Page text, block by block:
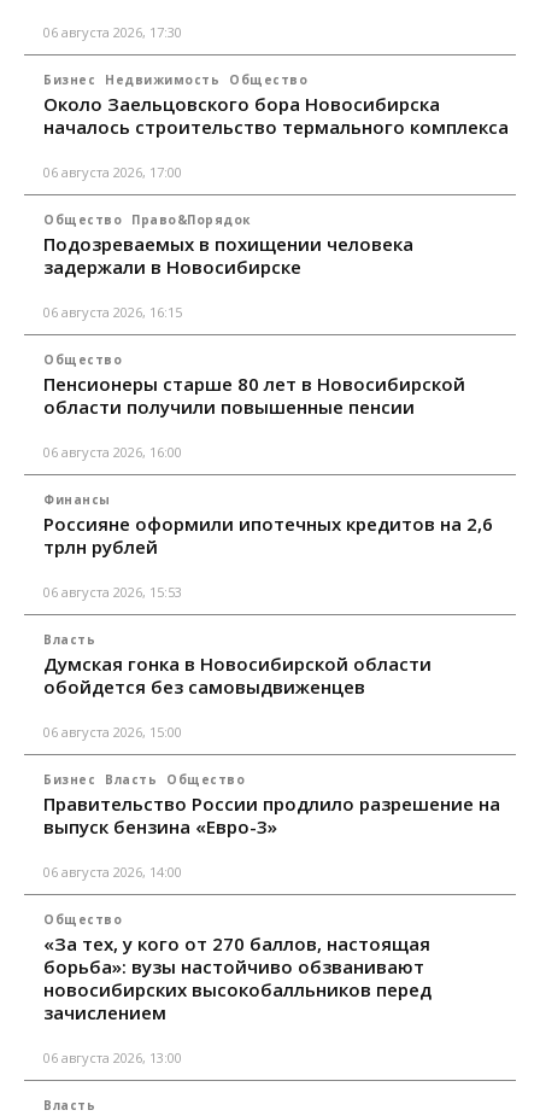
06 августа 2026, 17:30
Бизнес Недвижимость Общество
Около Заельцовского бора Новосибирска
началось строительство термального комплекса
06 августа 2026, 17:00
Общество Право&Порядок
Подозреваемых в похищении человека
задержали в Новосибирске
06 августа 2026, 16:15
Общество
Пенсионеры старше 80 лет в Новосибирской
области получили повышенные пенсии
06 августа 2026, 16:00
Финансы
Россияне оформили ипотечных кредитов на 2,6
трлн рублей
06 августа 2026, 15:53
Власть
Думская гонка в Новосибирской области
обойдется без самовыдвиженцев
06 августа 2026, 15:00
Бизнес Власть Общество
Правительство России продлило разрешение на
выпуск бензина «Евро-3»
06 августа 2026, 14:00
Общество
«За тех, у кого от 270 баллов, настоящая
борьба»: вузы настойчиво обзванивают
новосибирских высокобалльников перед
зачислением
06 августа 2026, 13:00
Власть